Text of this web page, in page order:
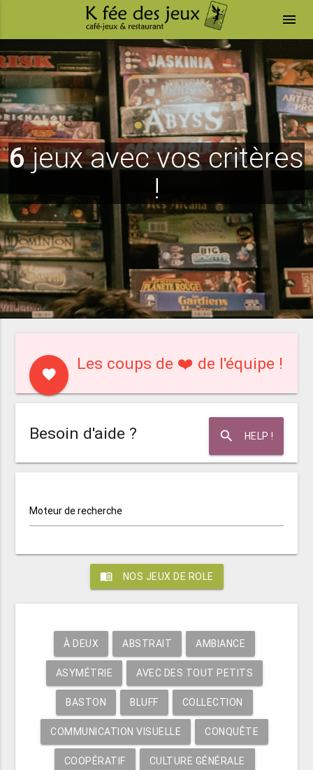
menu
6jeux avec vos critères
!
favorite
Les coups de ❤️ de l'équipe !
search HELP !
Besoin d'aide ?
Moteur de recherche
menu_book NOS JEUX DE ROLE
À DEUX ABSTRAIT AMBIANCE
ASYMÉTRIE AVEC DES TOUT PETITS
BASTON BLUFF COLLECTION
COMMUNICATION VISUELLE CONQUÊTE
COOPÉRATIF CULTURE GÉNÉRALE